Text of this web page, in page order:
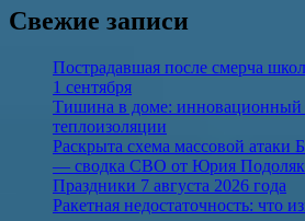
Свежие записи
Пострадавшая после смерча
1 сентября
Тишина в доме: инновационный
теплоизоляции
Раскрыта схема массовой
— сводка СВО от Юрия
Праздники 7 августа 2026 года
Ракетная недостаточность: что